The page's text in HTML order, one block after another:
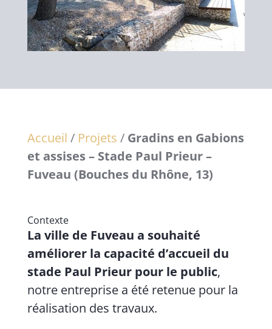
Accueil / Projets / Gradins en Gabions
et assises – Stade Paul Prieur –
Fuveau (Bouches du Rhône, 13)
Contexte
La ville de Fuveau a souhaité
améliorer la capacité d’accueil du
stade Paul Prieur pour le public,
notre entreprise a été retenue pour la
réalisation des travaux.